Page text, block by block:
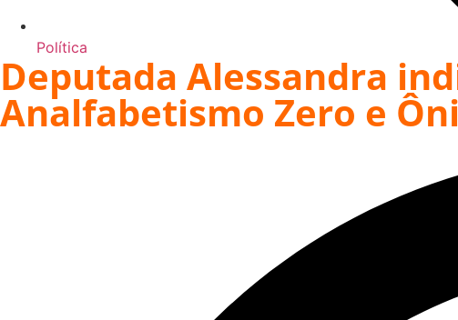
Política
Deputada Alessandra
Analfabetismo Zero e